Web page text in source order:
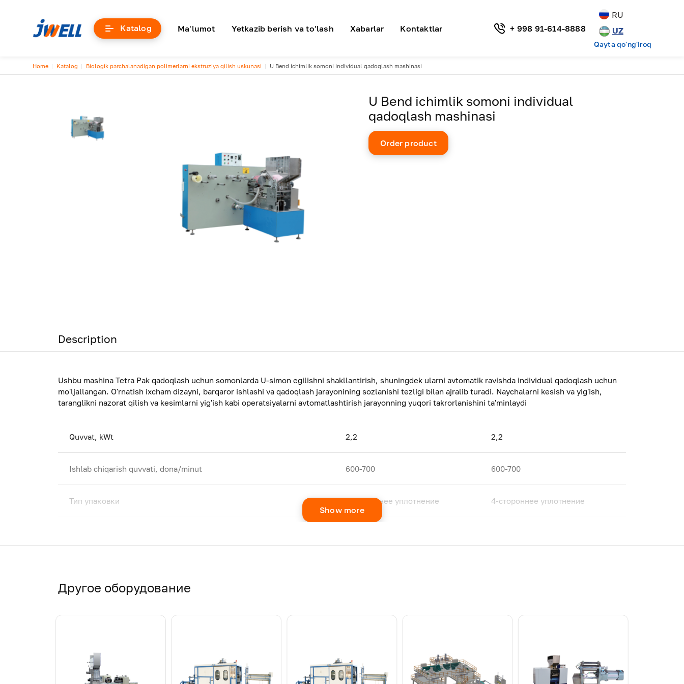
Katalog Основная навигация
Ma'lumot Yetkazib berish va to'lash Xabarlar Kontaktlar + 998 91-614-8888
RU
UZ
Qayta qo'ng'iroq
Breadcrumb
Home Katalog Biologik parchalanadigan polimerlarni ekstruziya qilish uskunasi U Bend ichimlik somoni individual qadoqlash mashinasi
U Bend ichimlik somoni individual
qadoqlash mashinasi
Order product
Description
Ushbu mashina Tetra Pak qadoqlash uchun somonlarda U-simon egilishni shakllantirish, shuningdek ularni avtomatik ravishda individual qadoqlash uchun
mo'ljallangan. O'rnatish ixcham dizayni, barqaror ishlashi va qadoqlash jarayonining sozlanishi tezligi bilan ajralib turadi. Naychalarni kesish va yig'ish,
taranglikni nazorat qilish va kesimlarni yig'ish kabi operatsiyalarni avtomatlashtirish jarayonning yuqori takrorlanishini ta'minlaydi
Quvvat, kWt 2,2 2,2
Ishlab chiqarish quvvati, dona/minut 600-700 600-700
Тип упаковки 4-стороннее уплотнение 4-стороннее уплотнение
Характеристики упаковки
Толщина пленки , мкм
Show more
Другое оборудование